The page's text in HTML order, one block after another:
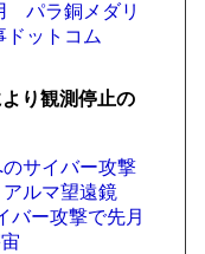
パラ銅メダリ
ットコム
り観測停止の
サイバー攻撃
ルマ望遠鏡
バー攻撃で先月